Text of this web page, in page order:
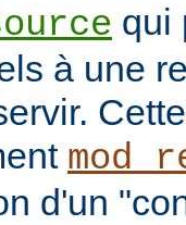
qui
à une
d'un